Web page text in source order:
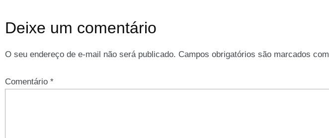
Deixe um comentário
O seu endereço de e-mail não será publicado. Campos obrigatórios são marcados com
Comentário *